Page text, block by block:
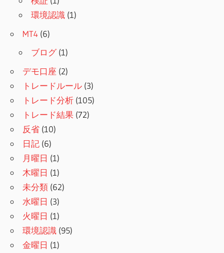
環境認識 (1)
MT4 (6)
ブログ(1)
デモ口座 (2)
トレードルール (3)
トレード分析 (105)
トレード結果 (72)
反省 (10)
日記 (6)
月曜日 (1)
木曜日 (1)
未分類 (62)
水曜日 (3)
火曜日 (1)
環境認識 (95)
金曜日 (1)